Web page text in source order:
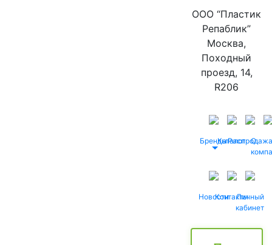
ООО “Пластик
Репаблик”
Москва,
Походный
проезд, 14,
R206
БрендыКаталог
Распродажа
О
НовостиКонтактыЛичный
кабинет